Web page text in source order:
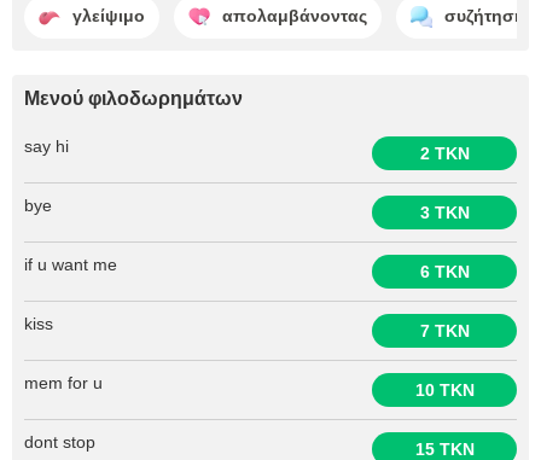
γλείψιμο απολαμβάνοντας συζήτηση
Μενού φιλοδωρημάτων
say hi 2 TKN
bye 3 TKN
if u want me 6 TKN
kiss 7 TKN
mem for u 10 TKN
dont stop 15 TKN